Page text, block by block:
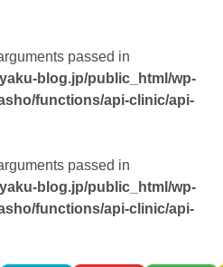
passed in
blog.jp/public_html/wp-
functions/api-clinic/api-
passed in
blog.jp/public_html/wp-
functions/api-clinic/api-